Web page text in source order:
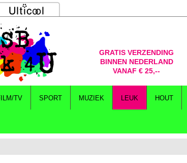
GRATIS VERZENDING
BINNEN NEDERLAND
VANAF € 25,--
TV SPORT MUZIEK LEUK HOUT